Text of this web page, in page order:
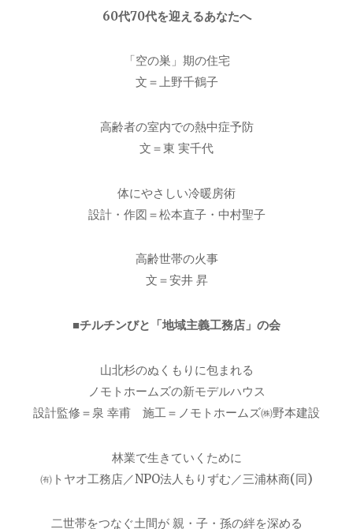
60代70代を迎えるあなたへ
「空の巣」期の住宅
文＝上野千鶴子
高齢者の室内での熱中症予防
文＝東 実千代
体にやさしい冷暖房術
設計・作図＝松本直子・中村聖子
高齢世帯の火事
文＝安井 昇
■チルチンびと「地域主義工務店」の会
山北杉のぬくもりに包まれる
ノモトホームズの新モデルハウス
設計監修＝泉 幸甫 施工＝ノモトホームズ㈱野本建設
林業で生きていくために
㈲トヤオ工務店／NPO法人もりずむ／三浦林商(同)
二世帯をつなぐ土間が 親・子・孫の絆を深める